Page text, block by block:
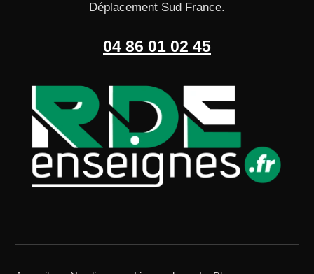
Déplacement Sud France.
04 86 01 02 45